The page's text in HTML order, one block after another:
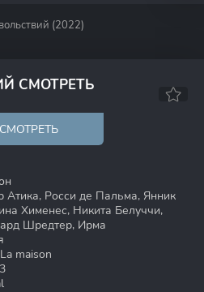
(2022)
СМОТРЕТЬ
СМОТРЕТЬ
Росси де Пальма, Янник
Хименес, Никита Белуччи,
Шредтер, Ирма
La maison